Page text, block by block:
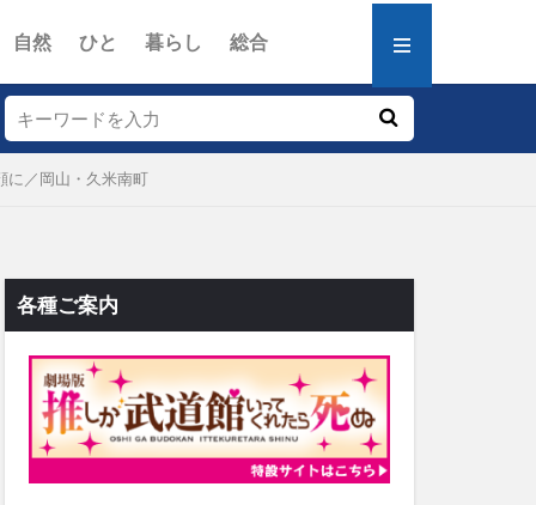
自然 ひと 暮らし 総合
／岡山・久米南町
各種ご案内